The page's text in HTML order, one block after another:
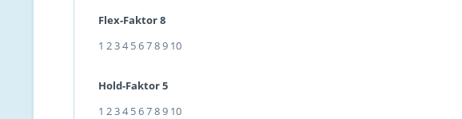
Flex-Faktor 8
1 234 56789 10
Hold-Faktor 5
1 234 56789 10